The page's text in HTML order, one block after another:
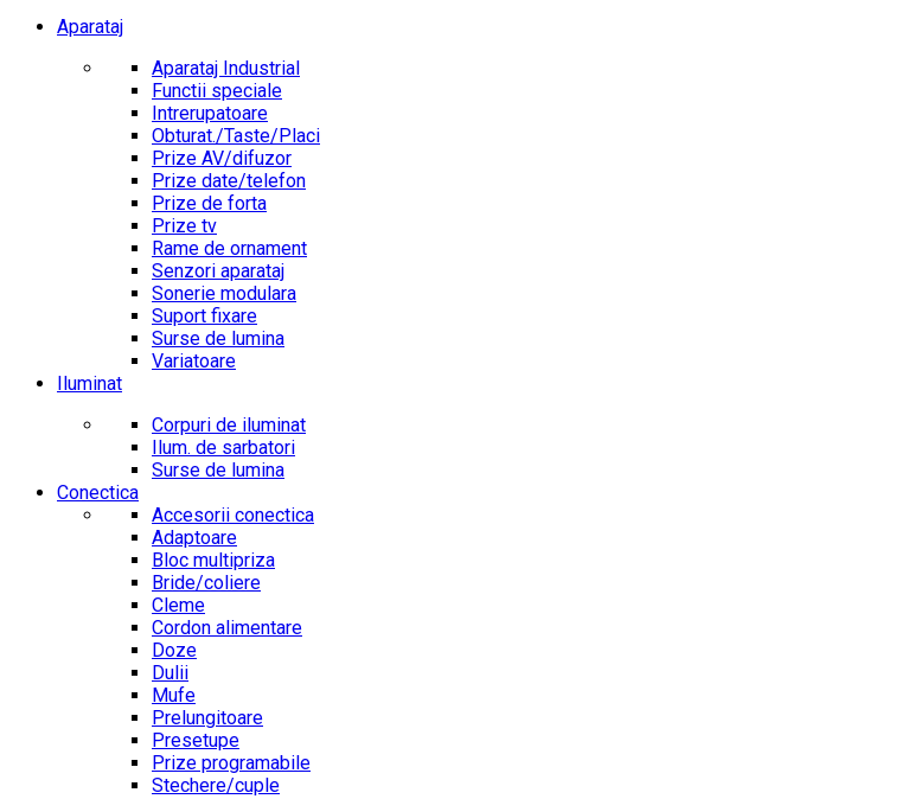
Aparataj
Aparataj Industrial
Functii speciale
Intrerupatoare
Obturat./Taste/Placi
Prize AV/difuzor
Prize date/telefon
Prize de forta
Prize tv
Rame de ornament
Senzori aparataj
Sonerie modulara
Suport fixare
Surse de lumina
Variatoare
Iluminat
Corpuri de iluminat
Ilum. de sarbatori
Surse de lumina
Conectica
Accesorii conectica
Adaptoare
Bloc multipriza
Bride/coliere
Cleme
Cordon alimentare
Doze
Dulii
Mufe
Prelungitoare
Presetupe
Prize programabile
Stechere/cuple